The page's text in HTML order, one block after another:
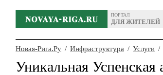
ПОРТАЛ
ДЛЯ ЖИТЕЛЕЙ
Новая-Рига.Ру / Инфраструктура / Услуги /
Уникальная Успенская